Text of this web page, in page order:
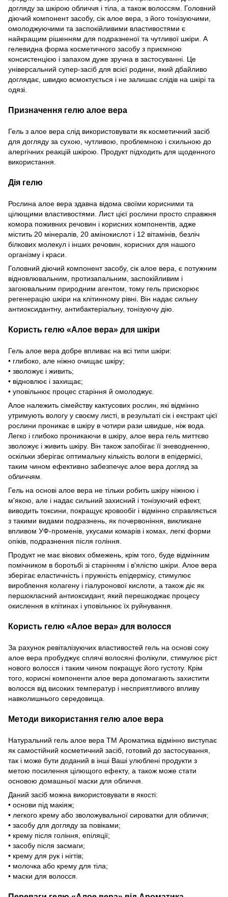
догляду за шкірою обличчя і тіла, а також волоссям. Головний
діючий компонент засобу, сік алое вера, з його тонізуючими,
омолоджуючими та заспокійливими властивостями є
найкращим рішенням для подразненої та чутливої шкіри. А
гелевидна форма косметичного засобу з приємною
консистенцією і запахом дуже зручна в застосуванні. Це
універсальний супер-засіб для всієї родини, який дбайливо
доглядає, швидко всмоктується і не залишає слідів на шкірі та
одязі.
Призначення гелю алое вера
Гель з алое вера слід використовувати як косметичний засіб
для догляду за сухою, чутливою, проблемною і схильною до
алергічних реакцій шкірою. Продукт підходить для щоденного
використання.
Дія гелю
Рослина алое вера здавна відома своїми корисними та
цілющими властивостями. Лист цієї рослини просто справжня
комора поживних речовин і корисних компонентів, адже
містить 20 мінepaлів, 20 aмінокиcлот і 12 вітамінів, безліч
білкових молекул і інших речовин, корисних для нашого
організму і краси.
Головний діючий компонент засобу, сік алое вера, є потужним
відновлювальним, протизапальним, заспокійливим і
загоювальним природним агентом, тому гель прискорює
регенерацію шкіри на клітинному рівні. Він надає сильну
антиоксидантну, антибактеріальну, тонізуючу дію.
Користь гелю «Алое вера» для шкіри
Гель алое вера добре впливає на всі типи шкіри:
• глибоко, але ніжно очищає шкіру;
• зволожує і живить;
• відновлює і захищає;
• уповільнює процес старіння й омолоджує.
Алое належить сімейству кактусових рослин, які відмінно
утримують вологу у своєму листі, в результаті сік і екстракт цієї
рослини проникає в шкіру в чотири рази швидше, ніж вода.
Легко і глибоко проникаючи в шкіру, алое вера гель миттєво
зволожує і живить шкіру. Він також запобігає її зневодненню,
оскільки зберігає оптимальну кількість вологи в епідермісі,
таким чином ефективно забезпечує алое вера догляд за
обличчям.
Гель на основі алое вера не тільки робить шкіру ніжною і
м'якою, але і надає сильний захисний і тонізуючий ефект,
виводить токсини, покращує кровообіг і відмінно справляється
з такими видами подразнень, як почервоніння, викликане
впливом УФ-променів, укусами комарів і комах, легкі форми
опіків, подразнення після гоління.
Продукт не має вікових обмежень, крім того, буде відмінним
помічником в боротьбі зі старінням і в'ялістю шкіри. Алое вера
зберігає еластичність і пружність епідермісу, стимулює
вироблення колагену і гіалуронової кислоти, а також діє як
першокласний антиоксидант, який перешкоджає процесу
окислення в клітинах і уповільнює їх руйнування.
Користь гелю «Алое вера» для волосся
За рахунок ревіталізуючих властивостей гель на основі соку
алое вера пробуджує сплячі волосяні фолікули, стимулює ріст
нового волосся і таким чином покращує його густоту. Крім
того, корисні компоненти алое вера допомагають захистити
волосся від високих температур і несприятливого впливу
навколишнього середовища.
Методи використання гелю алое вера
Натуральний гель алое вера ТМ Ароматика відмінно виступає
як самостійний косметичний засіб, готовий до застосування,
так і може бути доданий в інші Ваші улюблені продукти з
метою посилення цілющого ефекту, а також може стати
основою домашньої маски для обличчя.
Даний засіб можна використовувати в якості:
• основи під макіяж;
• легкого крему або зволожувальної сироватки для обличчя;
• засобу для догляду за повіками;
• крему після гоління, епіляції;
• засобу після засмаги;
• крему для рук і нігтів;
• молочка або крему для тіла;
• маски для волосся.